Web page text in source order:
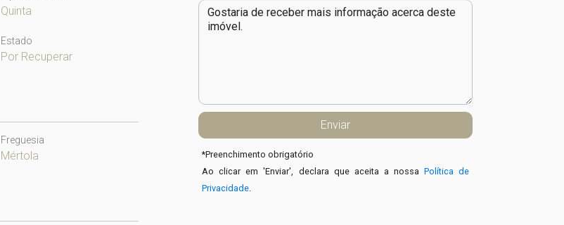
Quinta
Estado
Por Recuperar
Freguesia
Mértola *Preenchimento obrigatório
Ao clicar em 'Enviar', declara que aceita a nossaPolítica de
Privacidade.